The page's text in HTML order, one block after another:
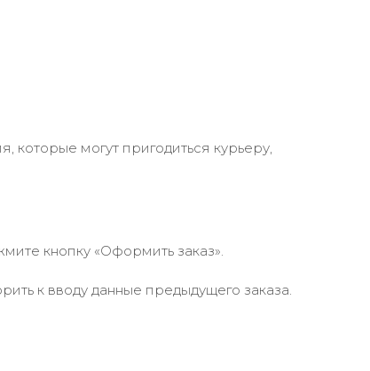
могут пригодиться курьеру,
кнопку «Оформить заказ».
к вводу данные предыдущего заказа.